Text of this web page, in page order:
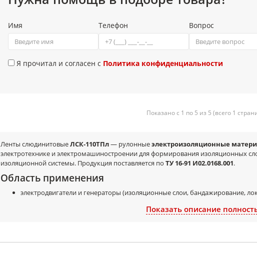
Имя Телефон
Вопрос
Я прочитал и согласен с Политика конфиденциальности
Показано с 1 по 5 из 5 (всего 1
Ленты слюдинитовыеЛСК‑110ТПл— рулонныеэлектроизоляционные
электротехнике и электромашиностроении для формирования изоляционных
изоляционной системы. Продукция поставляется по ТУ 16‑91 И02.0168.001.
Область применения
электродвигатели и генераторы (изоляционные слои, бандажирование,
электроаппаратура и электротехнические узлы, где требуется надежное
Показать описание